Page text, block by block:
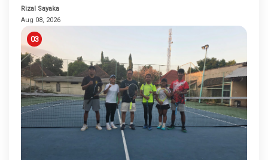
Rizal Sayaka
Aug 08, 2026